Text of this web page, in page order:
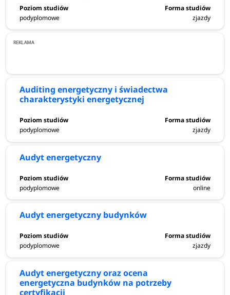
podyplomowe zjazdy
Auditing energetyczny i świadectwa
charakterystyki energetycznej
podyplomowe zjazdy
Audyt energetyczny
podyplomowe online
Audyt energetyczny budynków
podyplomowe zjazdy
Audyt energetyczny oraz ocena
energetyczna budynków na potrzeby
certyfikacji